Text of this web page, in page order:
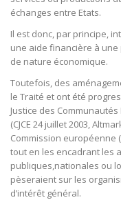
échanges entre Etats.
Il est donc, par principe,
une aide financière à
de nature économique.
Toutefois, des
le Traité et ont été
Justice des
(CJCE 24 juillet 2003,
Commission européenne
tout en les encadrant les
publiques,nationales ou
pèseraient sur les
d’intérêt général.